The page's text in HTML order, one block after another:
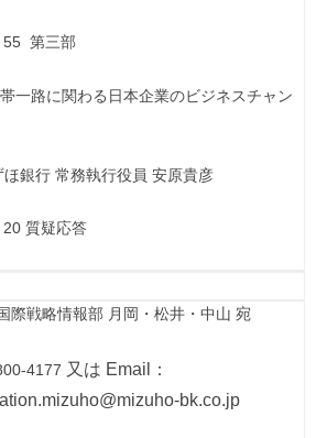
55 第三部
一路に関わる日本企業のビジネスチャン
銀行 常務執行役員 安原貴彦
質疑応答
際戦略情報部 月岡・松井・中山 宛
4177 又は Email：
bk.co.jp